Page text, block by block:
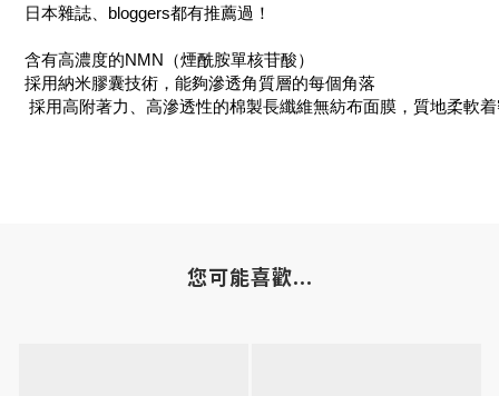
日本雜誌、bloggers都有推薦過！
含有高濃度的NMN（煙酰胺單核苷酸）
採用納米膠囊技術，能夠滲透角質層的每個角落
採用高附著力、高滲透性的棉製長纖維無紡布面膜，質地柔軟
您可能喜歡...